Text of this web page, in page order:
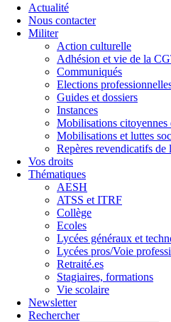
Actualité
Nous contacter
Militer
Action culturelle
Adhésion et vie de la
Communiqués
Elections
Guides et dossiers
Instances
Mobilisations citoyennes
Mobilisations et luttes
Repères revendicatifs
Vos droits
Thématiques
AESH
ATSS et ITRF
Collège
Ecoles
Lycées généraux et
Lycées pros/Voie
Retraité.es
Stagiaires, formations
Vie scolaire
Newsletter
Rechercher